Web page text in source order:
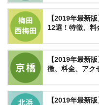
【2019年最新
12選！特徴、料
【2019年最新
徴、料金、アク
【2019年最新